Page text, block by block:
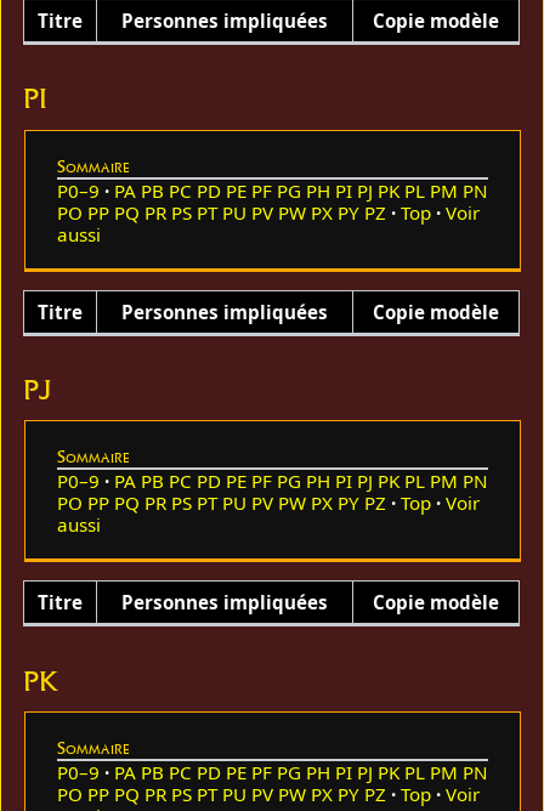
Titre Personnes impliquées Copie modèle
PI
Sommaire
P0–9 PA PB PC PD PE PF PG PH PI PJ PK PL PM PN
PO PP PQ PR PS PT PU PV PW PX PY PZ Top
Voir
aussi
Titre Personnes impliquées Copie modèle
PJ
Sommaire
P0–9 PA PB PC PD PE PF PG PH PI PJ PK PL PM PN
PO PP PQ PR PS PT PU PV PW PX PY PZ Top
Voir
aussi
Titre Personnes impliquées Copie modèle
PK
Sommaire
P0–9 PA PB PC PD PE PF PG PH PI PJ PK PL PM PN
PO PP PQ PR PS PT PU PV PW PX PY PZ Top
Voir